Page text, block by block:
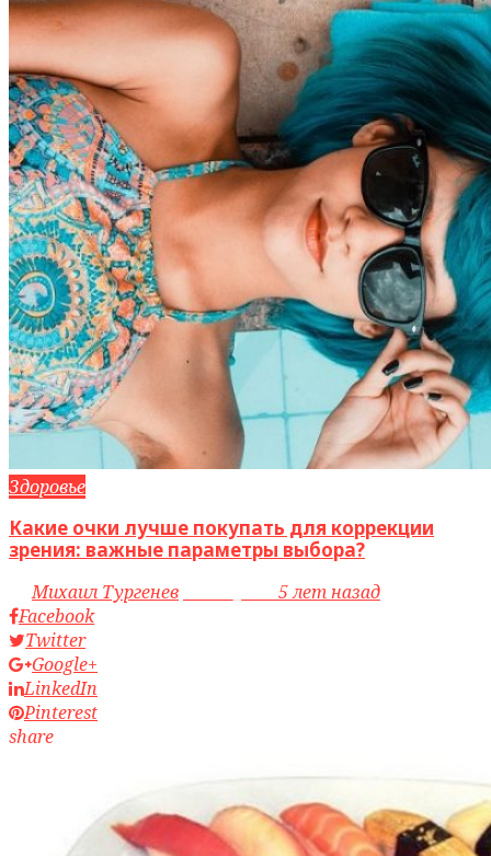
Здоровье
Какие очки лучше покупать для коррекции
зрения: важные параметры выбора?
byМихаил Тургенев
5 лет назад
Facebook
Twitter
Google+
LinkedIn
Pinterest
share